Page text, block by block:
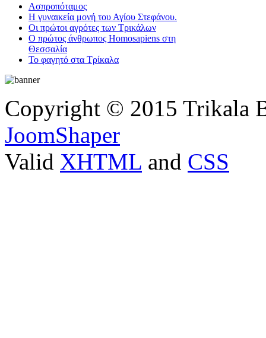
Ασπροπόταμος
Η γυναικεία μονή του Αγίου Στεφάνου.
Οι πρώτοι αγρότες των Τρικάλων
Ο πρώτος άνθρωπος Homosapiens στη
Θεσσαλία
Το φαγητό στα Τρίκαλα
Copyright © 2015 Trikala
JoomShaper
Valid XHTML and CSS